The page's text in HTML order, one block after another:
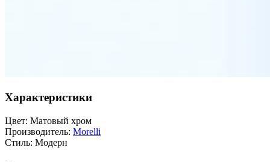
Характеристики
Цвет: Матовый хром
Производитель: Morelli
Стиль: Модерн